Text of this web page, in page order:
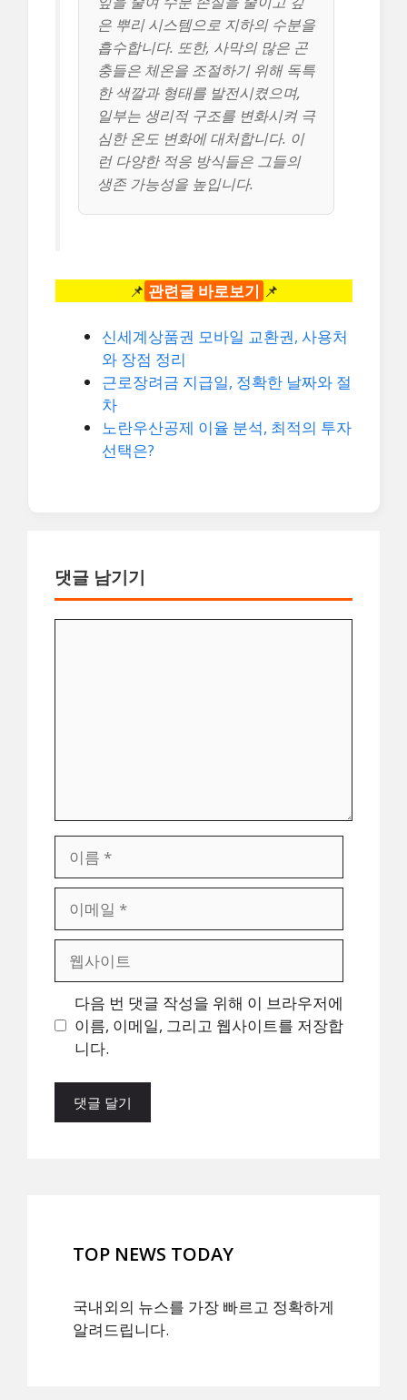
은 뿌리 시스템으로 지하의 수분을
흡수합니다. 또한, 사막의 많은 곤
충들은 체온을 조절하기 위해 독특
한 색깔과 형태를 발전시켰으며,
일부는 생리적 구조를 변화시켜 극
심한 온도 변화에 대처합니다. 이
런 다양한 적응 방식들은 그들의
생존 가능성을 높입니다.
📌 관련글 바로보기 📌
신세계상품권 모바일 교환권, 사용처
와 장점 정리
근로장려금 지급일, 정확한 날짜와 절
차
노란우산공제 이율 분석, 최적의 투자
선택은?
댓글 남기기
일
트
다음 번 댓글 작성을 위해 이 브라우저에
이름, 이메일, 그리고 웹사이트를 저장합
니다.
TOP NEWS TODAY
국내외의 뉴스를 가장 빠르고 정확하게
알려드립니다.